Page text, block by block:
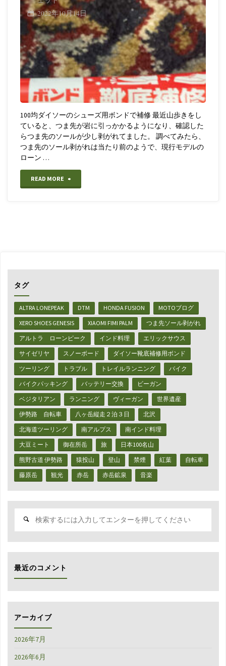
ョ
ン
の
ALTRA
LONE
PEAK
つ
ま
ソ
れ
急
処
置
決"
2022年10月14日
100均ダイソーのシューズ用ボンドで補修 最近山歩きをし
ていると、つま先が岩に引っかかるようになり、確認した
らつま先のソールが少し剥がれてました。 調べてみたら、
つま先のソール剥がれは当たり前のようで、現行モデルの
ローン …
READ MORE "【靴
バ
ョ
ン
の
ALTRA
LONE
PEAK
つ
ま
先
ー
剥
れ
タグ
ALTRA LONEPEAK DTM HONDA FUSION
MOTOブログ
XERO SHOES GENESIS
XIAOMI FIMI PALM
つま先ソール剥がれ
アルトラ ローンピーク
インド料理
エリックサウス
サイゼリヤ
スノーボード
ダイソー靴底補修用ボンド
ツーリング
トラブル トレイルランニング
バイク
バイクパッキング
バッテリー交換
ビーガン
ベジタリアン
ランニング ヴィーガン
世界遺産
伊勢路 自転車
八ヶ岳縦走２泊３日
北沢
北海道ツーリング
南アルプス
南インド料理
大豆ミート
御在所岳 旅
日本100名山
熊野古道 伊勢路
猿投山 登山 禁煙 紅葉
自転車
藤原岳
観光 赤岳 赤岳鉱泉 音楽
象:
最近のコメント
アーカイブ
2026年7月
2026年6月